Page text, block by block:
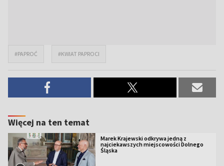
#PAPROĆ #KWIAT PAPROCI
Więcej na ten temat
Marek Krajewski odkrywa jedną z
najciekawszych miejscowości Dolnego
Śląska